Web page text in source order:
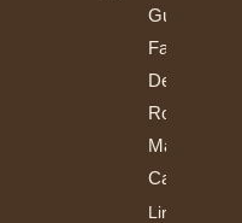
Guide De
Fabrication
Des
Rondins Et
Madriers
Calibrés
Lire